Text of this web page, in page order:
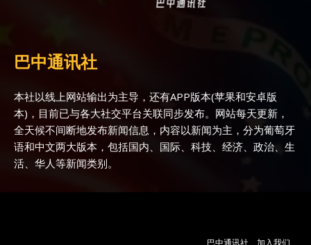
巴中通讯社
本社以线上网站输出为主导，还有APP版本(苹果和安卓版
本)，目前已与各大社交平台关联同步发布。网站每天更新，
全天候不间断地发布新闻信息，内容以新闻为主，分为葡萄牙
语和中文两大版本，包括国内、国际、科技、经济、政治、生
活、华人等新闻类别。
巴中通讯社 加入我们